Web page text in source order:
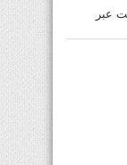
عبر